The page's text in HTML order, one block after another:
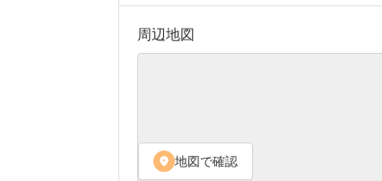
周辺地図
location_on 地図で確認